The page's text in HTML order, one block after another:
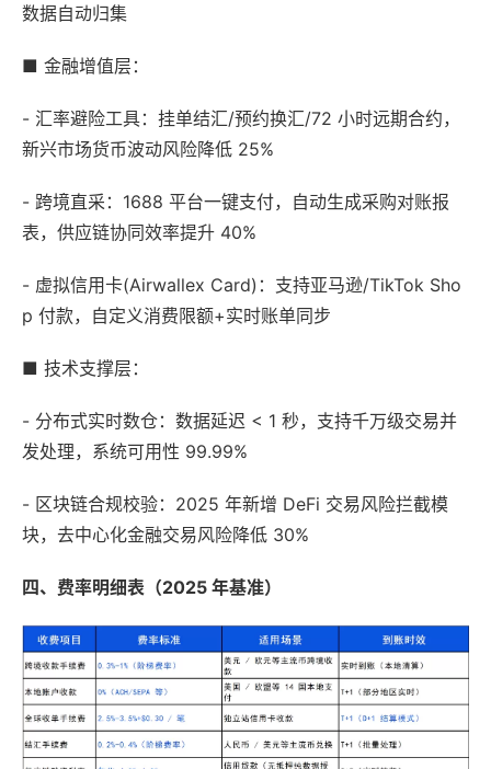
数据自动归集
■ 金融增值层：
- 汇率避险工具：挂单结汇/预约换汇/72 小时远期合约，
新兴市场货币波动风险降低 25%
- 跨境直采：1688 平台一键支付，自动生成采购对账报
表，供应链协同效率提升 40%
- 虚拟信用卡(Airwallex Card)：支持亚马逊/TikTok Sho
p 付款，自定义消费限额+实时账单同步
■ 技术支撑层：
- 分布式实时数仓：数据延迟 < 1 秒，支持千万级交易并
发处理，系统可用性 99.99%
- 区块链合规校验：2025 年新增 DeFi 交易风险拦截模
块，去中心化金融交易风险降低 30%
四、费率明细表（2025 年基准）